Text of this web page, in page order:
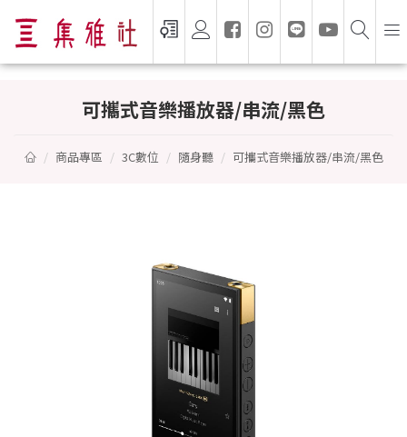
可攜式音樂播放器/串流/黑色 - SONY 索尼
可攜式音樂播放器/串流/黑色
商品專區 3C數位 隨身聽 可攜式音樂播放器/串流/黑色